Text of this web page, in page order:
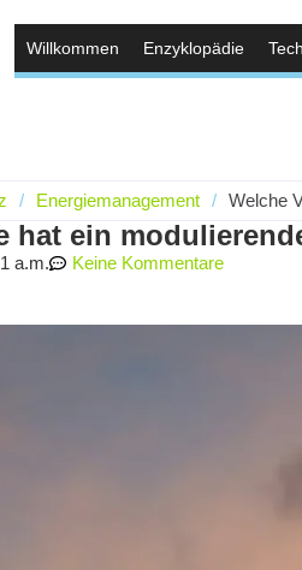
Willkommen Enzyklopädie
/ Energiemanagement / Welche
hat ein
a.m. Keine Kommentare